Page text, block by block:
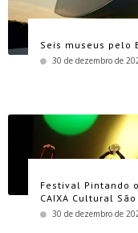
Seis museus pelo
30 de dezembro de
Festival Pintando
CAIXA Cultural
30 de dezembro de